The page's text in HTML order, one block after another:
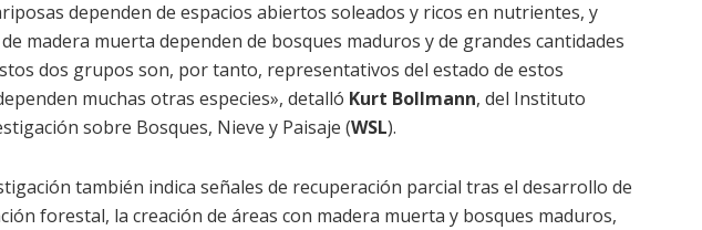
dependen de espacios abiertos soleados y ricos en nutrientes, y
madera muerta dependen de bosques maduros y de grandes cantidades
dos grupos son, por tanto, representativos del estado de estos
muchas otras especies», detalló Kurt Bollmann, del Instituto
sobre Bosques, Nieve y Paisaje (WSL).
también indica señales de recuperación parcial tras el desarrollo de
forestal, la creación de áreas con madera muerta y bosques maduros,